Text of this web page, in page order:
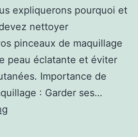
expliquerons pourquoi et
nettoyer
pinceaux de maquillage
peau éclatante et éviter
Importance de
: Garder ses…